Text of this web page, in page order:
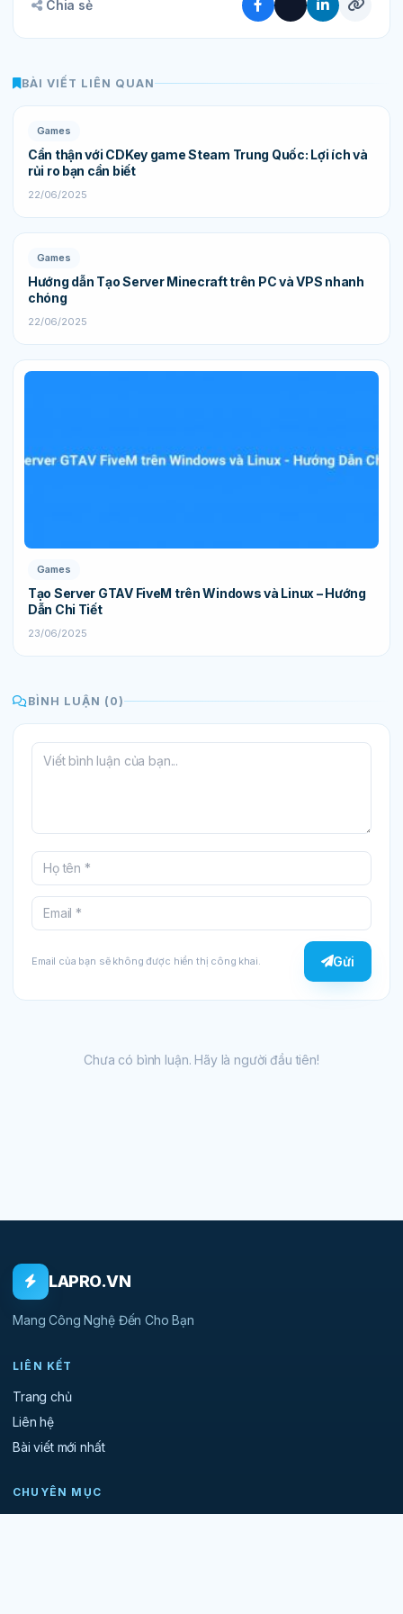
Chia sẻ
BÀI VIẾT LIÊN QUAN
Games
Cẩn thận với CDKey game Steam Trung Quốc: Lợi ích và
rủi ro bạn cần biết
22/06/2025
Games
Hướng dẫn Tạo Server Minecraft trên PC và VPS nhanh
chóng
22/06/2025
Games
Tạo Server GTAV FiveM trên Windows và Linux – Hướng
Dẫn Chi Tiết
23/06/2025
BÌNH LUẬN (0)
Email của bạn sẽ không được hiển thị công khai. Gửi
Chưa có bình luận. Hãy là người đầu tiên!
LAPRO.VN
Mang Công Nghệ Đến Cho Bạn
LIÊN KẾT
Trang chủ
Liên hệ
Bài viết mới nhất
CHUYÊN MỤC